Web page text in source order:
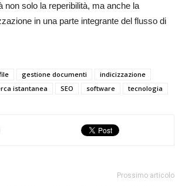
solo la reperibilità, ma anche la
in una parte integrante del flusso di
gestione documenti
indicizzazione
istantanea SEO software tecnologia
Prossimo articolo